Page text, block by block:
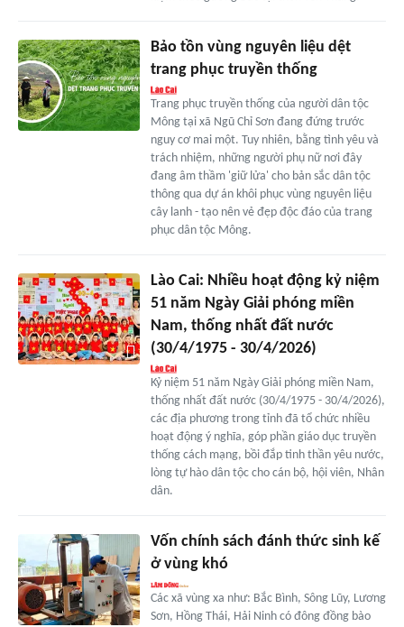
Bảo tồn vùng nguyên liệu dệt
trang phục truyền thống
Trang phục truyền thống của người dân tộc
Mông tại xã Ngũ Chỉ Sơn đang đứng trước
nguy cơ mai một. Tuy nhiên, bằng tình yêu và
trách nhiệm, những người phụ nữ nơi đây
đang âm thầm 'giữ lửa' cho bản sắc dân tộc
thông qua dự án khôi phục vùng nguyên liệu
cây lanh - tạo nên vẻ đẹp độc đáo của trang
phục dân tộc Mông.
Lào Cai: Nhiều hoạt động kỷ niệm
51 năm Ngày Giải phóng miền
Nam, thống nhất đất nước
(30/4/1975 - 30/4/2026)
Kỷ niệm 51 năm Ngày Giải phóng miền Nam,
thống nhất đất nước (30/4/1975 - 30/4/2026),
các địa phương trong tỉnh đã tổ chức nhiều
hoạt động ý nghĩa, góp phần giáo dục truyền
thống cách mạng, bồi đắp tinh thần yêu nước,
lòng tự hào dân tộc cho cán bộ, hội viên, Nhân
dân.
Vốn chính sách đánh thức sinh kế
ở vùng khó
Các xã vùng xa như: Bắc Bình, Sông Lũy, Lương
Sơn, Hồng Thái, Hải Ninh có đông đồng bào